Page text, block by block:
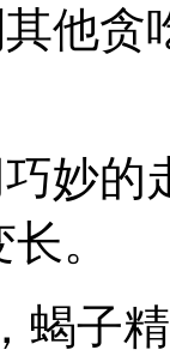
他
妙
。
蝎子